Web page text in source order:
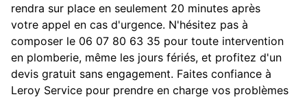
rendra sur place en seulement 20 minutes après
votre appel en cas d'urgence. N'hésitez pas à
composer le 06 07 80 63 35 pour toute intervention
en plomberie, même les jours fériés, et profitez d'un
devis gratuit sans engagement. Faites confiance à
Leroy Service pour prendre en charge vos problèmes